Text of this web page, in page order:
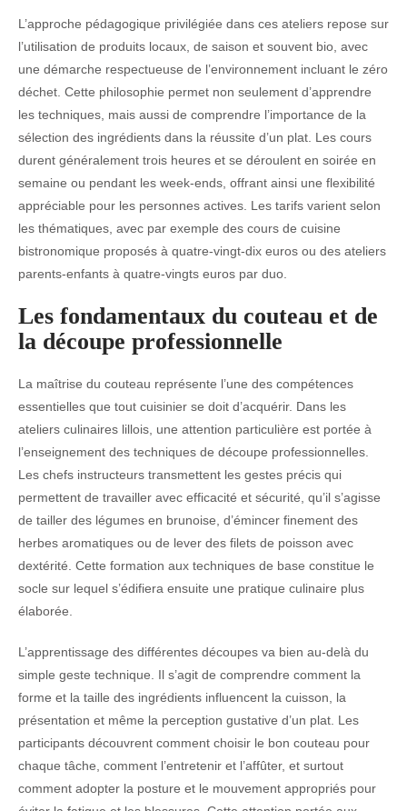
L’approche pédagogique privilégiée dans ces ateliers repose sur
l’utilisation de produits locaux, de saison et souvent bio, avec
une démarche respectueuse de l’environnement incluant le zéro
déchet. Cette philosophie permet non seulement d’apprendre
les techniques, mais aussi de comprendre l’importance de la
sélection des ingrédients dans la réussite d’un plat. Les cours
durent généralement trois heures et se déroulent en soirée en
semaine ou pendant les week-ends, offrant ainsi une flexibilité
appréciable pour les personnes actives. Les tarifs varient selon
les thématiques, avec par exemple des cours de cuisine
bistronomique proposés à quatre-vingt-dix euros ou des ateliers
parents-enfants à quatre-vingts euros par duo.
Les fondamentaux du couteau et de
la découpe professionnelle
La maîtrise du couteau représente l’une des compétences
essentielles que tout cuisinier se doit d’acquérir. Dans les
ateliers culinaires lillois, une attention particulière est portée à
l’enseignement des techniques de découpe professionnelles.
Les chefs instructeurs transmettent les gestes précis qui
permettent de travailler avec efficacité et sécurité, qu’il s’agisse
de tailler des légumes en brunoise, d’émincer finement des
herbes aromatiques ou de lever des filets de poisson avec
dextérité. Cette formation aux techniques de base constitue le
socle sur lequel s’édifiera ensuite une pratique culinaire plus
élaborée.
L’apprentissage des différentes découpes va bien au-delà du
simple geste technique. Il s’agit de comprendre comment la
forme et la taille des ingrédients influencent la cuisson, la
présentation et même la perception gustative d’un plat. Les
participants découvrent comment choisir le bon couteau pour
chaque tâche, comment l’entretenir et l’affûter, et surtout
comment adopter la posture et le mouvement appropriés pour